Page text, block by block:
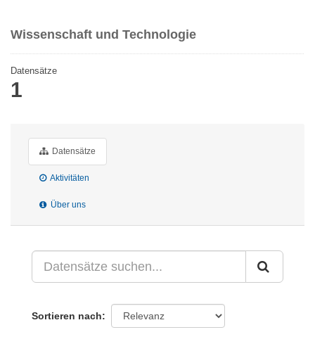
Wissenschaft und Technologie
Datensätze
1
Datensätze
Aktivitäten
Über uns
Sortieren nach